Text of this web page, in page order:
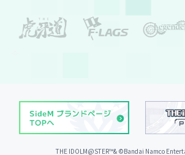
THE IDOLM@STER™& ©︎Bandai Namco